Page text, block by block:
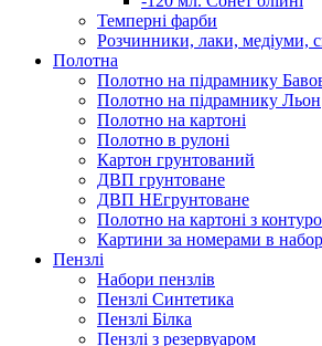
Темперні фарби
Розчинники, лаки, медіуми,
Полотна
Полотно на підрамнику
Полотно на підрамнику Льон
Полотно на картоні
Полотно в рулоні
Картон грунтований
ДВП грунтоване
ДВП НЕгрунтоване
Полотно на картоні з
Картини за номерами в
Пензлі
Набори пензлів
Пензлі Синтетика
Пензлі Білка
Пензлі з резервуаром